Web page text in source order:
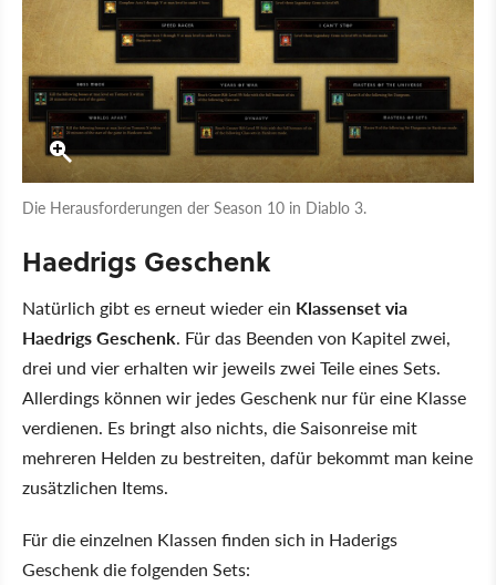
Die Herausforderungen der Season 10 in Diablo 3.
Haedrigs Geschenk
Natürlich gibt es erneut wieder ein Klassenset via
Haedrigs Geschenk. Für das Beenden von Kapitel zwei,
drei und vier erhalten wir jeweils zwei Teile eines Sets.
Allerdings können wir jedes Geschenk nur für eine Klasse
verdienen. Es bringt also nichts, die Saisonreise mit
mehreren Helden zu bestreiten, dafür bekommt man keine
zusätzlichen Items.
Für die einzelnen Klassen finden sich in Haderigs
Geschenk die folgenden Sets: